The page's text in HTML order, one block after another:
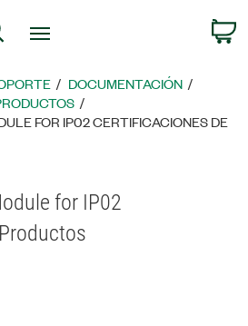
Búsqueda
DOCUMENTACIÓN
FOR IP02 CERTIFICACIONES DE
for IP02